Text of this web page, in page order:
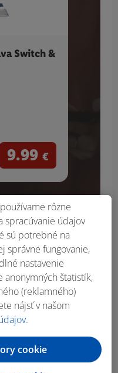
Switch &
9.99 €
rôzne
spracúvanie údajov
sú potrebné na
správne fungovanie,
nastavenie
anonymných štatistík,
(reklamného)
nájsť v našom
.
cookie